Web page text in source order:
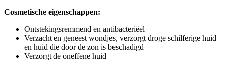
Cosmetische eigenschappen:
Ontstekingsremmend en antibacteriëel
Verzacht en geneest wondjes, verzorgt droge schilferige huid
en huid die door de zon is beschadigd
Verzorgt de oneffene huid